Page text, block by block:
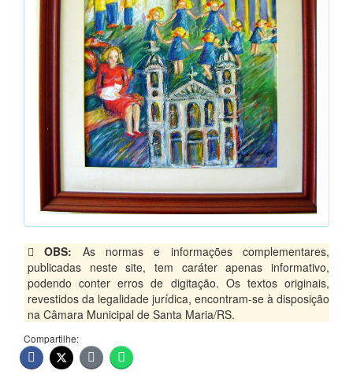
OBS: As normas e informações complementares,
publicadas neste site, tem caráter apenas informativo,
podendo conter erros de digitação. Os textos originais,
revestidos da legalidade jurídica, encontram-se à disposição
na Câmara Municipal de Santa Maria/RS.
Compartilhe: